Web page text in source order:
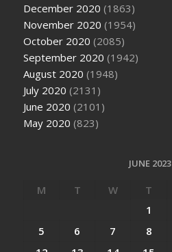
December 2020 (1863)
November 2020 (1954)
October 2020 (2085)
September 2020 (1942)
August 2020 (1948)
July 2020 (2131)
June 2020 (2101)
May 2020 (823)
JUNE 2023
M T W T
1
5
6 7 8